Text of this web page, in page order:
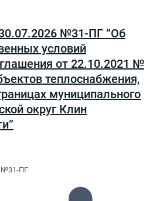
№31-ПГ “Об
условий
от 22.10.2021 №
теплоснабжения,
муниципального
округ Клин
№31-ПГ